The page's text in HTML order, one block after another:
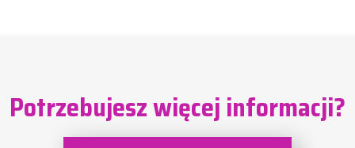
Potrzebujesz więcej informacji?